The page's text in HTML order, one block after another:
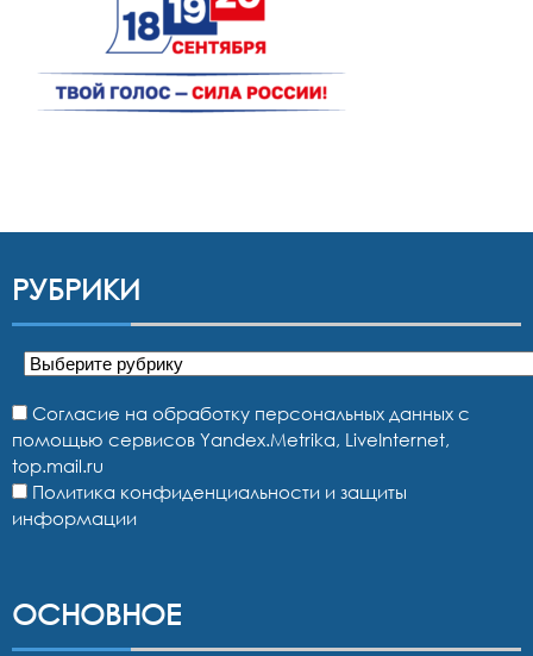
РУБРИКИ
Рубрики
Согласие на обработку персональных данных с
помощью сервисов Yandex.Metrika, LiveInternet,
top.mail.ru
Политика конфиденциальности и защиты
информации
ОСНОВНОЕ